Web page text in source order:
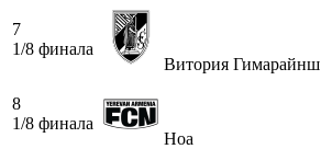
7
1/8 финала
Витория Гимарайнш
8
1/8 финала
Ноа